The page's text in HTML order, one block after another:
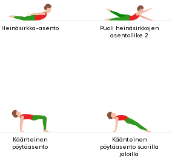
Heinäsirkka-asento
Puoli heinäsirkkojen
asentoliike 2
Käänteinen
pöytäasento
Käänteinen
pöytäasento suorilla
jaloilla